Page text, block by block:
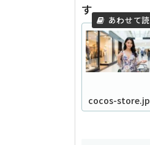
す
cocos-store.jp